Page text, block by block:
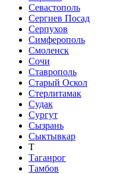
Севастополь
Сергиев Посад
Серпухов
Симферополь
Смоленск
Сочи
Ставрополь
Старый Оскол
Стерлитамак
Судак
Сургут
Сызрань
Сыктывкар
Т
Таганрог
Тамбов